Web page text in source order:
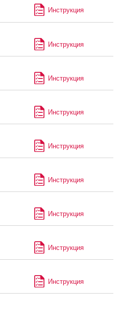
Инструкция
Инструкция
Инструкция
Инструкция
Инструкция
Инструкция
Инструкция
Инструкция
Инструкция